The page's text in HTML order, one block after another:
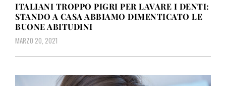
ITALIANI TROPPO PIGRI PER LAVARE I DENTI:
STANDO A CASA ABBIAMO DIMENTICATO LE
BUONE ABITUDINI
MARZO 20, 2021